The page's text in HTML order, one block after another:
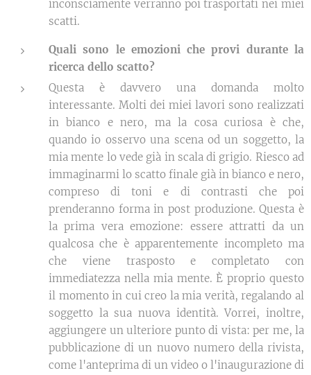
inconsciamente verranno poi trasportati nei miei
scatti.
Quali sono le emozioni che provi durante la
ricerca dello scatto?
Questa è davvero una domanda molto
interessante. Molti dei miei lavori sono realizzati
in bianco e nero, ma la cosa curiosa è che,
quando io osservo una scena od un soggetto, la
mia mente lo vede già in scala di grigio. Riesco ad
immaginarmi lo scatto finale già in bianco e nero,
compreso di toni e di contrasti che poi
prenderanno forma in post produzione. Questa è
la prima vera emozione: essere attratti da un
qualcosa che è apparentemente incompleto ma
che viene trasposto e completato con
immediatezza nella mia mente. È proprio questo
il momento in cui creo la mia verità, regalando al
soggetto la sua nuova identità. Vorrei, inoltre,
aggiungere un ulteriore punto di vista: per me, la
pubblicazione di un nuovo numero della rivista,
come l'anteprima di un video o l'inaugurazione di